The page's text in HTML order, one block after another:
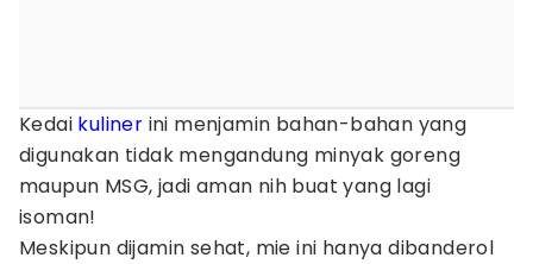
Kedai kuliner ini menjamin bahan-bahan yang
digunakan tidak mengandung minyak goreng
maupun MSG, jadi aman nih buat yang lagi
isoman!
Meskipun dijamin sehat, mie ini hanya dibanderol